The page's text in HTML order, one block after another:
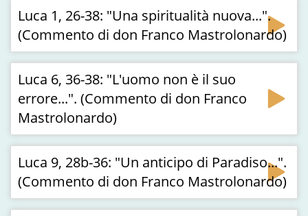
Luca 1, 26-38: "Una spiritualità nuova...".
(Commento di don Franco Mastrolonardo)
Luca 6, 36-38: "L'uomo non è il suo
errore...". (Commento di don Franco
Mastrolonardo)
Luca 9, 28b-36: "Un anticipo di Paradiso...".
(Commento di don Franco Mastrolonardo)